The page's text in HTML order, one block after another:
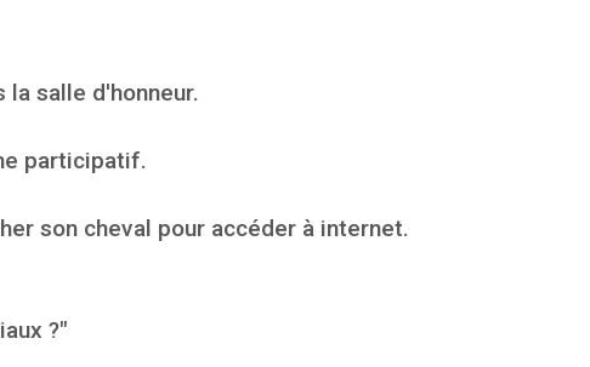
la salle d'honneur.
participatif.
son cheval pour accéder à internet.
?"